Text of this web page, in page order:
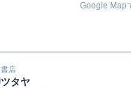
Google Map
書店
ツタヤ